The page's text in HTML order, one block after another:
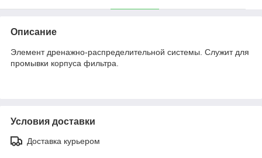
Описание
Элемент дренажно-распределительной системы. Служит для
промывки корпуса фильтра.
Условия доставки
Доставка курьером